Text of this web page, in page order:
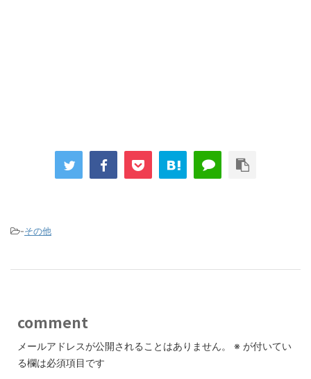
-その他
comment
メールアドレスが公開されることはありません。 ※ が付いてい
る欄は必須項目です